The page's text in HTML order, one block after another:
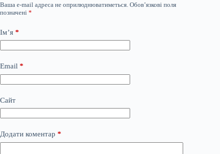
Ваша e-mail адреса не оприлюднюватиметься. Обов’язкові поля
позначені *
Ім’я *
Email *
Сайт
Додати коментар *